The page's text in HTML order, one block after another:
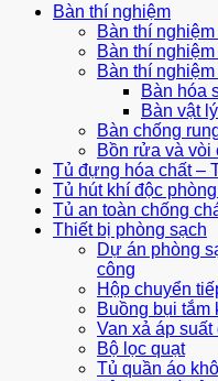
Bàn thí nghiệm
Bàn thí
Bàn thí
Bàn thí
Bàn hóa
Bàn vật lý
Bàn chống
Bồn rửa và vòi
Tủ đựng hóa chất –
Tủ hút khí độc
Tủ an toàn chống
Thiết bị phòng sạch
Dự án phòng
công
Hộp chuyển
Buồng bụi tắm
Van xả áp
Bộ lọc quạt
Tủ quần áo